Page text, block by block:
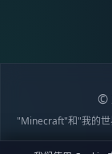
©
"Minecraft"和"我的